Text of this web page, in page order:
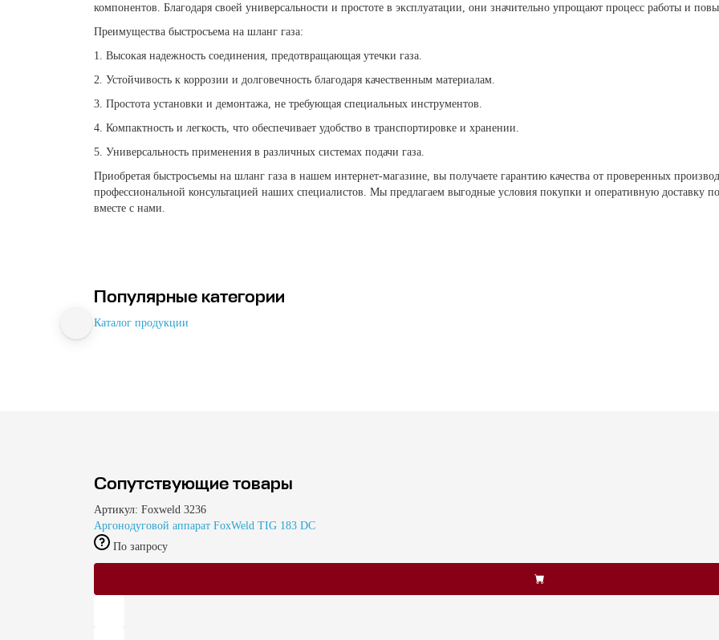
компонентов. Благодаря своей универсальности и простоте в эксплуатации, они значительно упрощают процесс работы и
Преимущества быстросъема на шланг газа:
1. Высокая надежность соединения, предотвращающая утечки газа.
2. Устойчивость к коррозии и долговечность благодаря качественным материалам.
3. Простота установки и демонтажа, не требующая специальных инструментов.
4. Компактность и легкость, что обеспечивает удобство в транспортировке и хранении.
5. Универсальность применения в различных системах подачи газа.
Приобретая быстросъемы на шланг газа в нашем интернет-магазине, вы получаете гарантию качества от проверенных
профессиональной консультацией наших специалистов. Мы предлагаем выгодные условия покупки и оперативную доставку
вместе с нами.
Популярные категории
Каталог продукции
Сопутствующие товары
Артикул: Foxweld 3236
Аргонодуговой аппарат FoxWeld TIG 183 DC
По запросу